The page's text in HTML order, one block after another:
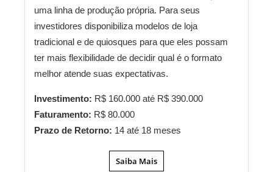
uma linha de produção própria. Para seus
investidores disponibiliza modelos de loja
tradicional e de quiosques para que eles possam
ter mais flexibilidade de decidir qual é o formato
melhor atende suas expectativas.
Investimento: R$ 160.000 até R$ 390.000
Faturamento: R$ 80.000
Prazo de Retorno: 14 até 18 meses
Saiba Mais